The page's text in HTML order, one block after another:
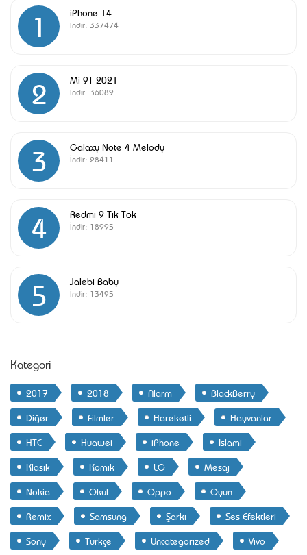
1 iPhone 14
İndir: 337474
2 Mi 9T 2021
İndir: 36089
3 Galaxy Note 4 Melody
İndir: 28411
4 Redmi 9 Tik Tok
İndir: 18995
5 Jalebi Baby
İndir: 13495
Kategori
2017 2018 Alarm
BlackBerry
Diğer
Filmler Hareketli
Hayvanlar
HTC
Huawei iPhone
Islami
Klasik
Komik LG
Mesaj
Nokia
Okul Oppo
Oyun
Remix
Samsung Şarkı
Ses Efektleri
Sony
Türkçe Uncategorized Vivo